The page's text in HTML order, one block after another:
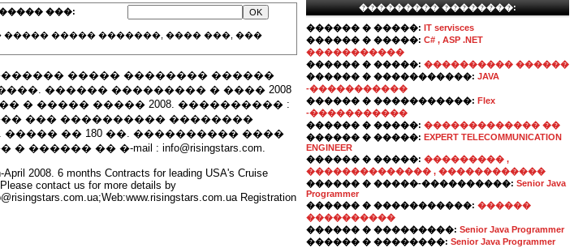
���:
����� �������, ���� ���, ���
����� �������� ������
������ ��������� � ���� 2008
� ����� ����� 2008. ���������� :
��� ���������� ��������
����� �� 180 ��. ���������� ����
�� �-mail : info@risingstars.com.
2008. 6 months Contracts for leading USA's Cruise
contact us for more details by
Registration
��������� ��������:
������ � �����: IT servisces
������ � �����: C# , ASP .NET
�����������
������ � �����: ���������� ������
������ � �����������: JAVA
-�����������
������ � �����������: Flex
-�����������
������ � �����: ������������� ��
������ � �����: EXPERT TELECOMMUNICATION
ENGINEER
������ � �����: ��������� ,
�������������� , ������������
������ � �����-����������: Senior Java
Programmer
������ � �����������: ������
����������
������ � ���������: Senior Java Programmer
������ � ��������: Senior Java Programmer